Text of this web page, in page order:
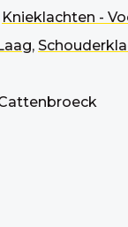
Knieklachten -
,